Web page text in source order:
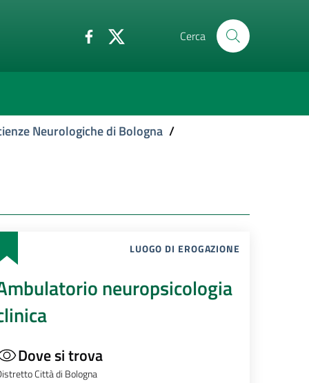
Cerca
Neurologiche di Bologna /
LUOGO DI EROGAZIONE
neuropsicologia
Dove si trova
Città di Bologna